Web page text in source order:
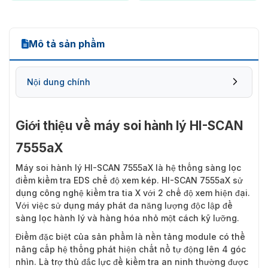
Mô tả sản phẩm
Nội dung chính
Giới thiệu về máy soi hành lý HI-SCAN
7555aX
Máy soi hành lý HI-SCAN 7555aX là hệ thống sàng lọc
điểm kiểm tra EDS chế độ xem kép. HI-SCAN 7555aX sử
dụng công nghệ kiểm tra tia X với 2 chế độ xem hiện đại.
Với việc sử dụng máy phát đa năng lượng độc lập để
sàng lọc hành lý và hàng hóa nhỏ một cách kỹ lưỡng.
Điểm đặc biệt của sản phẩm là nền tảng module có thể
nâng cấp hệ thống phát hiện chất nổ tự động lên 4 góc
nhìn. Là trợ thủ đắc lực để kiểm tra an ninh thường được